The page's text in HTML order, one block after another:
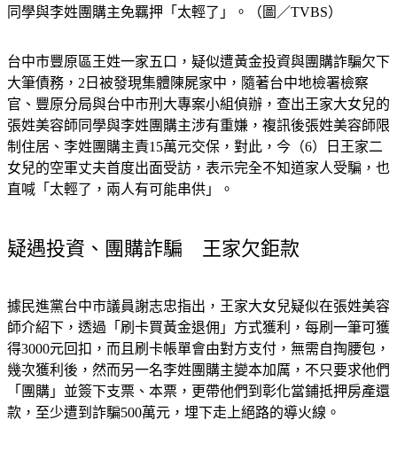
同學與李姓團購主免羈押「太輕了」。（圖／TVBS）
台中市豐原區王姓一家五口，疑似遭黃金投資與團購詐騙欠下
大筆債務，2日被發現集體陳屍家中，隨著台中地檢署檢察
官、豐原分局與台中市刑大專案小組偵辦，查出王家大女兒的
張姓美容師同學與李姓團購主涉有重嫌，複訊後張姓美容師限
制住居、李姓團購主責15萬元交保，對此，今（6）日王家二
女兒的空軍丈夫首度出面受訪，表示完全不知道家人受騙，也
直喊「太輕了，兩人有可能串供」。
疑遇投資、團購詐騙　王家欠鉅款
據民進黨台中市議員謝志忠指出，王家大女兒疑似在張姓美容
師介紹下，透過「刷卡買黃金退佣」方式獲利，每刷一筆可獲
得3000元回扣，而且刷卡帳單會由對方支付，無需自掏腰包，
幾次獲利後，然而另一名李姓團購主變本加厲，不只要求他們
「團購」並簽下支票、本票，更帶他們到彰化當鋪抵押房產還
款，至少遭到詐騙500萬元，埋下走上絕路的導火線。